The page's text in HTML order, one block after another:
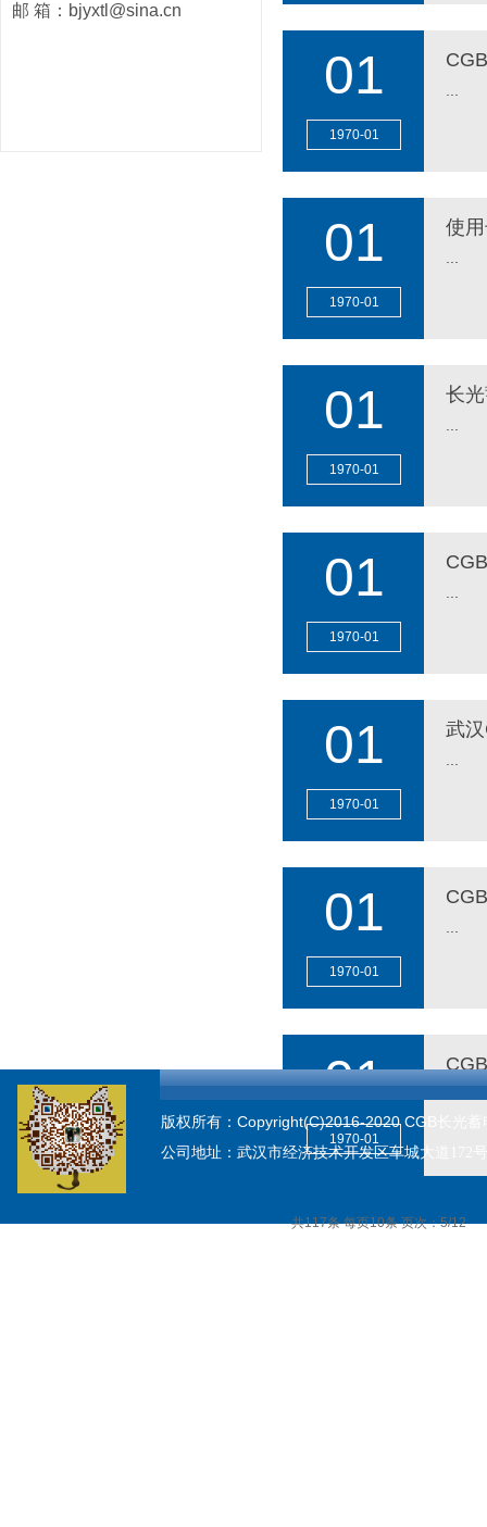
1970-01
01
1970-01
01 使
1970-01
01 长
1970-01
01
1970-01
01 武
1970-01
01
1970-01
01
MORE
共117条 每页10条 页次：5/12
邮 箱：bjyxtl@sina.cn
版权所有：Copyright(C)2016-2020 CGB长光蓄
公司地址： 武汉市经济技术开发区车城大道172号